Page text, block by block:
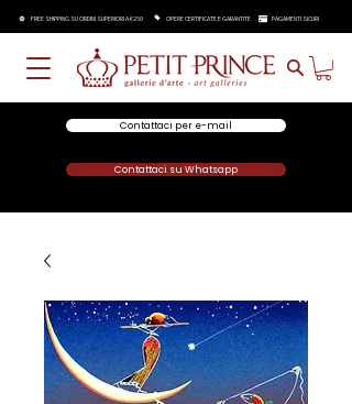
FREE SHIPPING SU ORDINI SUPERIORI A €250 OPERE CERTIFICATE E GARANTITE PAGAMENTI SICURI
Contattaci per e-mail
Contattaci su Whatsapp